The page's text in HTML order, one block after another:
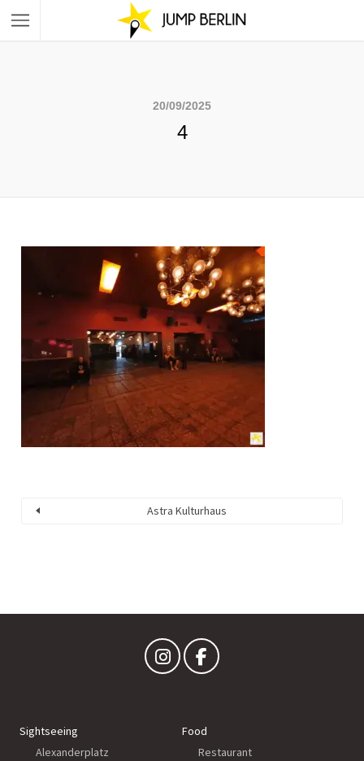
20/09/2025
4
Astra Kulturhaus
Sightseeing
Alexanderplatz
Food
Restaurant